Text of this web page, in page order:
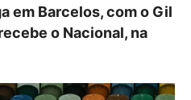
em Barcelos, com o Gil
o Nacional, na